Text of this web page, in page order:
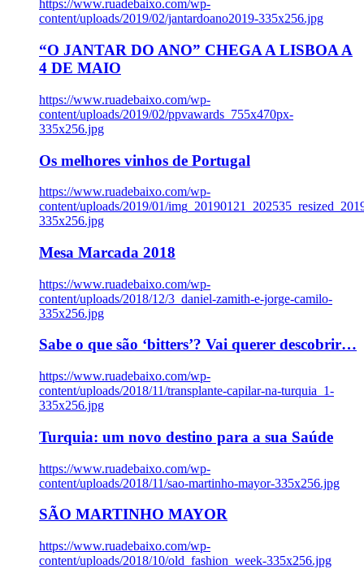
https://www.ruadebaixo.com/wp-
content/uploads/2019/02/jantardoano2019-335x256.jpg
“O JANTAR DO ANO” CHEGA A LISBOA A
4 DE MAIO
https://www.ruadebaixo.com/wp-
content/uploads/2019/02/ppvawards_755x470px-
335x256.jpg
Os melhores vinhos de Portugal
https://www.ruadebaixo.com/wp-
content/uploads/2019/01/
335x256.jpg
Mesa Marcada 2018
https://www.ruadebaixo.com/wp-
content/uploads/2018/12/3_daniel-zamith-e-jorge-camilo-
335x256.jpg
Sabe o que são ‘bitters’? Vai querer descobrir…
https://www.ruadebaixo.com/wp-
content/uploads/2018/11/transplante-capilar-na-turquia_1-
335x256.jpg
Turquia: um novo destino para a sua Saúde
https://www.ruadebaixo.com/wp-
content/uploads/2018/11/sao-martinho-mayor-335x256.jpg
SÃO MARTINHO MAYOR
https://www.ruadebaixo.com/wp-
content/uploads/2018/10/old_fashion_week-335x256.jpg